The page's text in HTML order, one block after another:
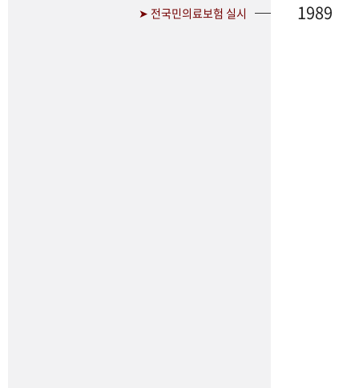
➤ 전국민의료보험 실시 1989